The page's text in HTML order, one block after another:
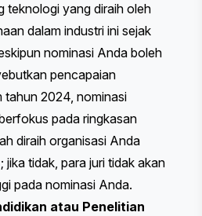
teknologi yang diraih oleh
dalam industri ini sejak
nominasi Anda boleh
pencapaian
tahun 2024, nominasi
pada ringkasan
diraih organisasi Anda
jika tidak, para juri tidak akan
pada nominasi Anda.
atau Penelitian